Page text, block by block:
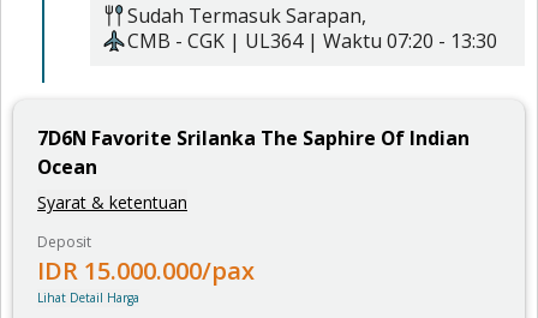
Sudah TermasukSarapan,
CMB - CGK | UL364| Waktu 07:20 - 13:30
7D6N Favorite Srilanka The Saphire Of Indian
Ocean
Syarat & ketentuan
Deposit
IDR 15.000.000/pax
Lihat Detail Harga